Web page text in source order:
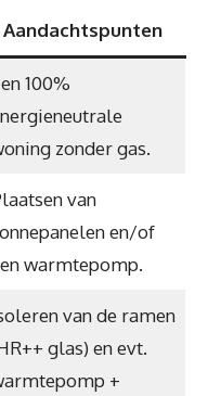
Aandachtspunten
100%
zonder gas.
van
en/of
warmtepomp.
van de ramen
glas) en evt.
+